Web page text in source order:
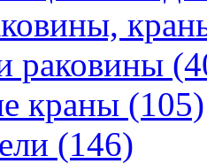
раковины
краны (105)
(146)